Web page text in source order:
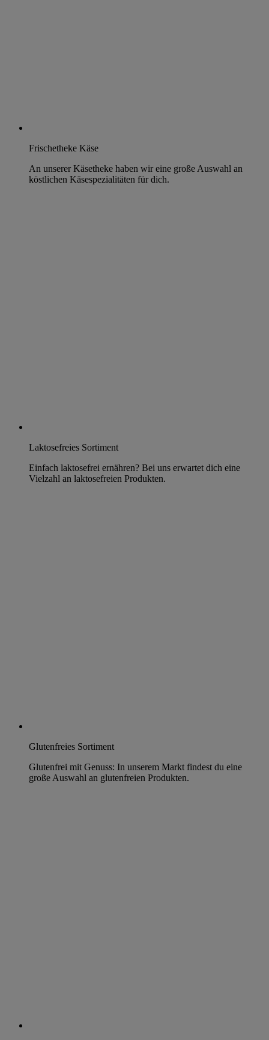
Frischetheke Käse
An unserer Käsetheke haben wir eine große Auswahl an
köstlichen Käsespezialitäten für dich.
Laktosefreies Sortiment
Einfach laktosefrei ernähren? Bei uns erwartet dich eine
Vielzahl an laktosefreien Produkten.
Glutenfreies Sortiment
Glutenfrei mit Genuss: In unserem Markt findest du eine
große Auswahl an glutenfreien Produkten.